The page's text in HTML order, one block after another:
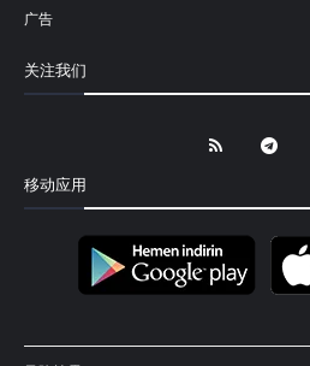
广告
关注我们
移动应用